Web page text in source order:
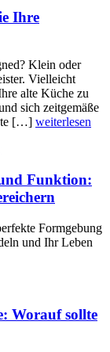
Ihre
Klein oder
Vielleicht
alte Küche zu
sich zeitgemäße
[…] weiterlesen
Funktion:
Formgebung
und Ihr Leben
Worauf sollte